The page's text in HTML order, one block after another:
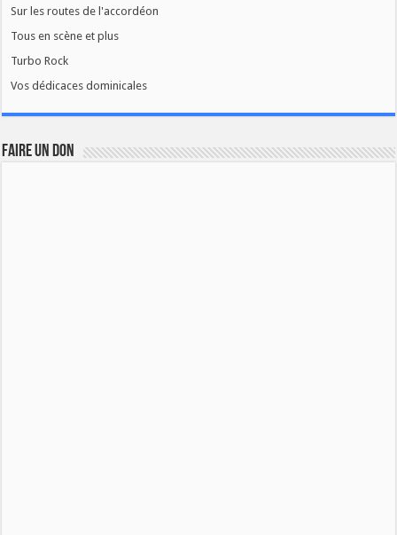
Sur les routes de l'accordéon
Tous en scène et plus
Turbo Rock
Vos dédicaces dominicales
FAIRE UN DON